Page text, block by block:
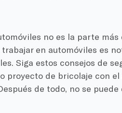
no es la parte más
en automóviles es
Siga estos consejos de
proyecto de bricolaje con
de todo, no se puede